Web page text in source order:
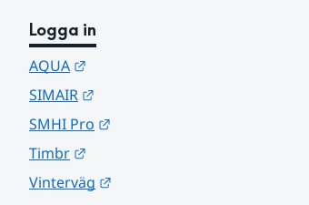
Logga in
AQUA
SIMAIR
SMHI Pro
Timbr
Vinterväg